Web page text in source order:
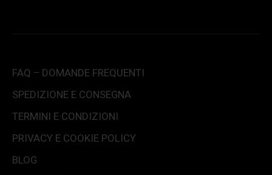
FAQ – DOMANDE FREQUENTI
SPEDIZIONE E CONSEGNA
TERMINI E CONDIZIONI
PRIVACY E COOKIE POLICY
BLOG